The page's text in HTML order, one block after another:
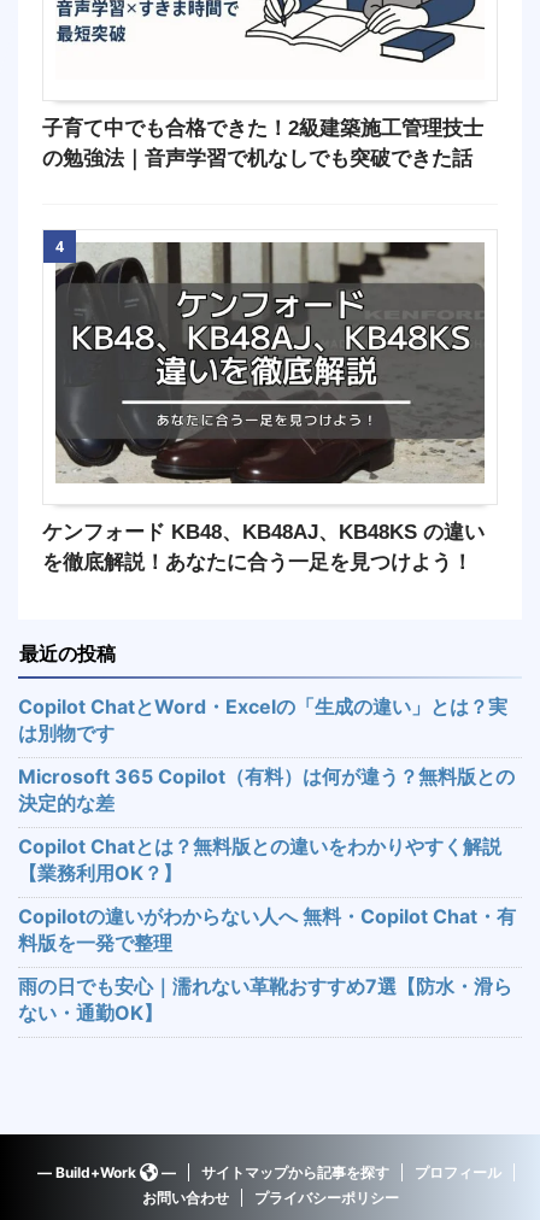
子育て中でも合格できた！2級建築施工管理技士
の勉強法｜音声学習で机なしでも突破できた話
4
ケンフォード KB48、KB48AJ、KB48KS の違い
を徹底解説！あなたに合う一足を見つけよう！
最近の投稿
Copilot ChatとWord・Excelの「生成の違い」とは？実
は別物です
Microsoft 365 Copilot（有料）は何が違う？無料版との
決定的な差
Copilot Chatとは？無料版との違いをわかりやすく解説
【業務利用OK？】
Copilotの違いがわからない人へ 無料・Copilot Chat・有
料版を一発で整理
雨の日でも安心｜濡れない革靴おすすめ7選【防水・滑ら
ない・通勤OK】
― Build+Work ― サイトマップから記事を探す
プロフィール
お問い合わせ
プライバシーポリシー